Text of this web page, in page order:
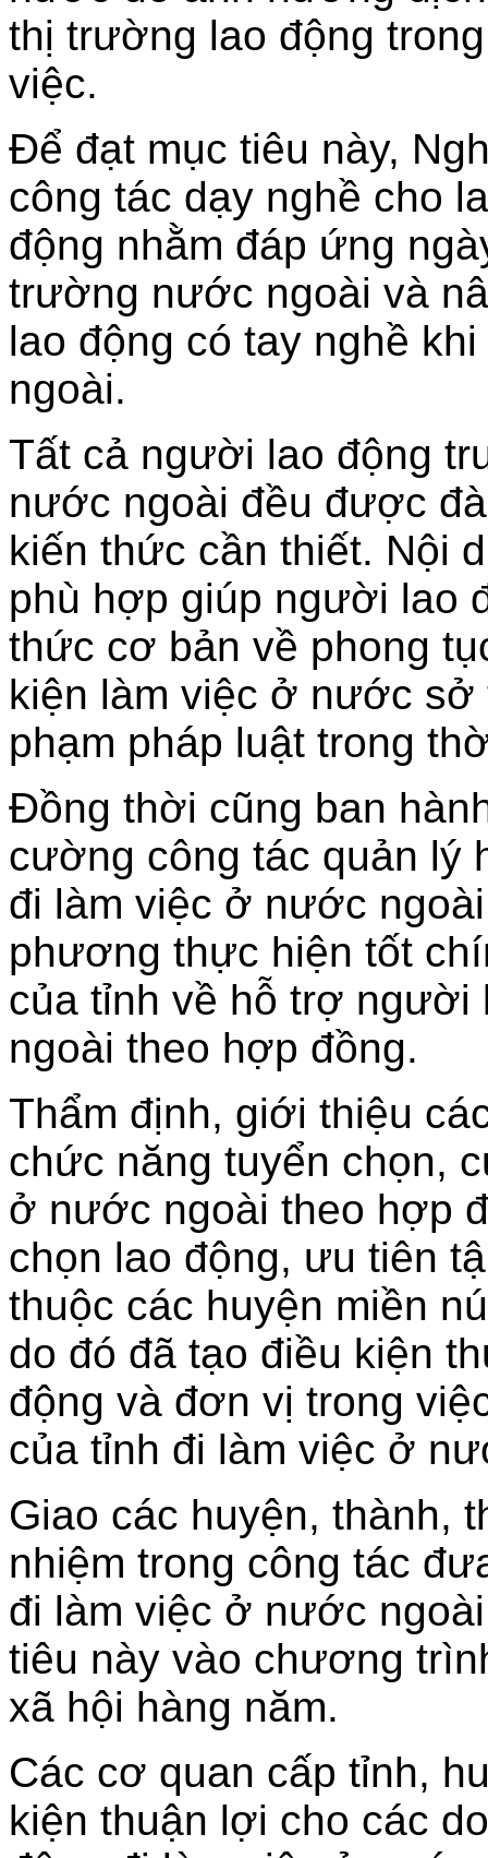
thị trường lao động
việc.
Để đạt mục tiêu này,
công tác dạy nghề cho
động nhằm đáp ứng
trường nước ngoài và
lao động có tay nghề
ngoài.
Tất cả người lao động
nước ngoài đều được
kiến thức cần thiết. Nội
phù hợp giúp người lao
thức cơ bản về phong
kiện làm việc ở nước sở
phạm pháp luật trong
Đồng thời cũng ban
cường công tác quản lý
đi làm việc ở nước
phương thực hiện tốt
của tỉnh về hỗ trợ
ngoài theo hợp đồng.
Thẩm định, giới thiệu
chức năng tuyển chọn,
ở nước ngoài theo hợp
chọn lao động, ưu tiên
thuộc các huyện miền
do đó đã tạo điều kiện
động và đơn vị trong
của tỉnh đi làm việc ở
Giao các huyện, thành,
nhiệm trong công tác
đi làm việc ở nước
tiêu này vào chương
xã hội hàng năm.
Các cơ quan cấp tỉnh,
kiện thuận lợi cho các